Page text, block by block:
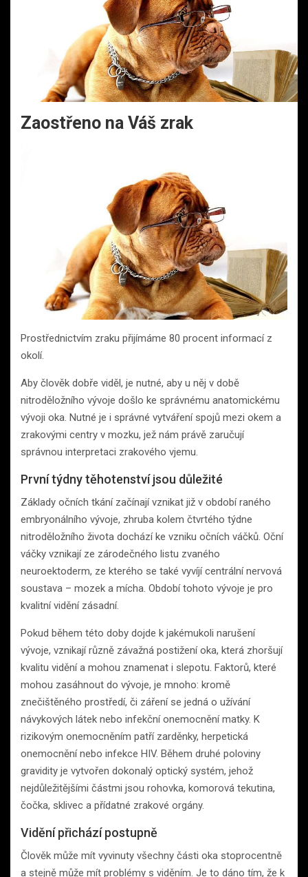
Zaostřeno na Váš zrak
Prostřednictvím zraku přijímáme 80 procent informací z
okolí.
Aby člověk dobře viděl, je nutné, aby u něj v době
nitroděložního vývoje došlo ke správnému anatomickému
vývoji oka. Nutné je i správné vytváření spojů mezi okem a
zrakovými centry v mozku, jež nám právě zaručují
správnou interpretaci zrakového vjemu.
První týdny těhotenství jsou důležité
Základy očních tkání začínají vznikat již v období raného
embryonálního vývoje, zhruba kolem čtvrtého týdne
nitroděložního života dochází ke vzniku očních váčků. Oční
váčky vznikají ze zárodečného listu zvaného
neuroektoderm, ze kterého se také vyvíjí centrální nervová
soustava – mozek a mícha. Období tohoto vývoje je pro
kvalitní vidění zásadní.
Pokud během této doby dojde k jakémukoli narušení
vývoje, vznikají různě závažná postižení oka, která zhoršují
kvalitu vidění a mohou znamenat i slepotu. Faktorů, které
mohou zasáhnout do vývoje, je mnoho: kromě
znečištěného prostředí, či záření se jedná o užívání
návykových látek nebo infekční onemocnění matky. K
rizikovým onemocněním patří zarděnky, herpetická
onemocnění nebo infekce HIV. Během druhé poloviny
gravidity je vytvořen dokonalý optický systém, jehož
nejdůležitějšími částmi jsou rohovka, komorová tekutina,
čočka, sklivec a přídatné zrakové orgány.
Vidění přichází postupně
Člověk může mít vyvinuty všechny části oka stoprocentně
a stejně může mít problémy s viděním. Je to dáno tím, že k